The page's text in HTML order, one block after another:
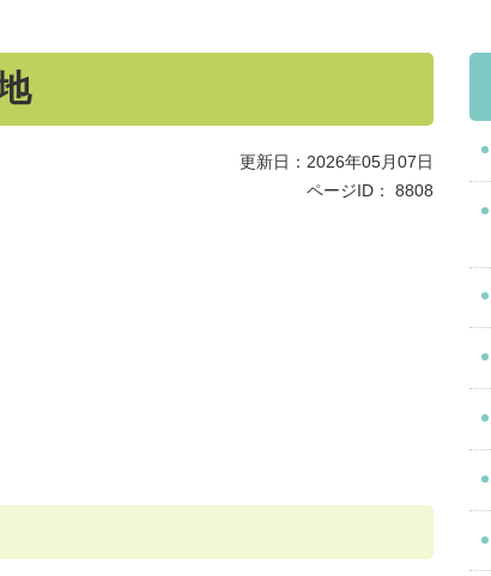
更新日：2026年05月07日
ページID：
8808